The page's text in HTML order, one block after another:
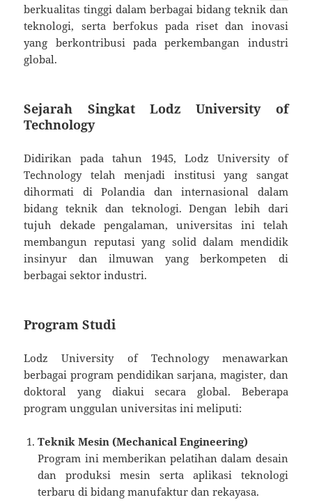
berkualitas tinggi dalam berbagai bidang teknik dan
teknologi, serta berfokus pada riset dan inovasi
yang berkontribusi pada perkembangan industri
global.
Sejarah Singkat Lodz University of
Technology
Didirikan pada tahun 1945, Lodz University of
Technology telah menjadi institusi yang sangat
dihormati di Polandia dan internasional dalam
bidang teknik dan teknologi. Dengan lebih dari
tujuh dekade pengalaman, universitas ini telah
membangun reputasi yang solid dalam mendidik
insinyur dan ilmuwan yang berkompeten di
berbagai sektor industri.
Program Studi
Lodz University of Technology menawarkan
berbagai program pendidikan sarjana, magister, dan
doktoral yang diakui secara global. Beberapa
program unggulan universitas ini meliputi:
Teknik Mesin (Mechanical Engineering)
Program ini memberikan pelatihan dalam desain
dan produksi mesin serta aplikasi teknologi
terbaru di bidang manufaktur dan rekayasa.